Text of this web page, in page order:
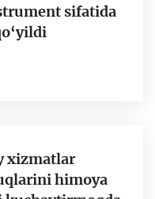
sifatida
xizmatlar
himoya